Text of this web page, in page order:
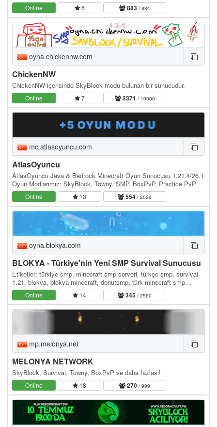
Online 6 883 / 884
oyna.chickennw.com
ChickenNW
ChickenNW içerisinde SkyBlock modu bulunan bir sunucudur.
Online 7 3371 / 10000
mc.atlasoyuncu.com
AtlasOyuncu
AtlasOyuncu Java & Bedrock Minecraft Oyun Sunucusu 1.21.4/26.1
Oyun Modlarımız: SkyBlock, Towny, SMP, BoxPvP, Practice PvP
Online 13 554 / 2026
oyna.blokya.com
BLOKYA - Türkiye'nin Yeni SMP Survival Sunucusu
Etiketler: türkiye smp, minecraft smp serveri, türkçe smp, survival
1.21, blokya, blokya minecraft, donutsmp, türk minecraft smp
serverleri, survival serverler, hayatta…
Online 14 345 / 2560
mp.melonya.net
MELONYA NETWORK
SkyBlock, Survival, Towny, BoxPvP ve daha fazlası!
Online 18 270 / 999